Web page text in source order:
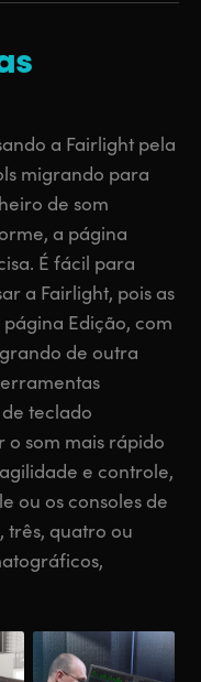
a Fairlight pela
migrando para
de som
a página
É fácil para
a Fairlight, pois as
Edição, com
de outra
teclado
som mais rápido
e controle,
ou os consoles de
três, quatro ou